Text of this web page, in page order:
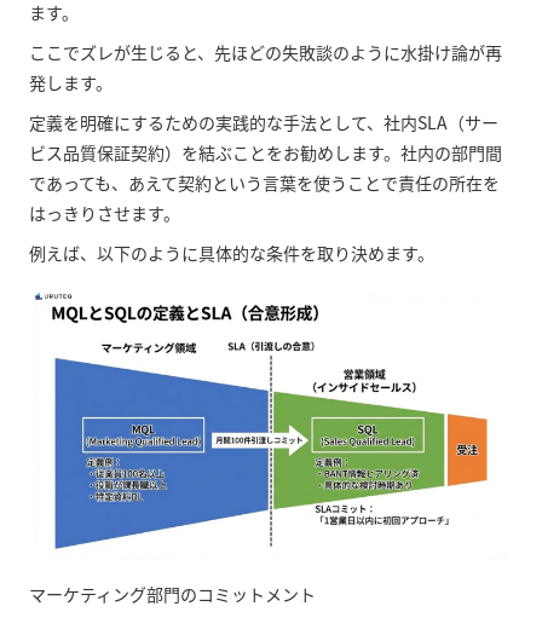
ます。
ここでズレが生じると、先ほどの失敗談のように水掛け論が再
発します。
定義を明確にするための実践的な手法として、社内SLA（サー
ビス品質保証契約）を結ぶことをお勧めします。社内の部門間
であっても、あえて契約という言葉を使うことで責任の所在を
はっきりさせます。
例えば、以下のように具体的な条件を取り決めます。
マーケティング部門のコミットメント